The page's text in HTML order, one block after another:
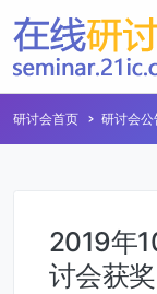
研讨会首页 研讨会公
2019年
讨会获奖